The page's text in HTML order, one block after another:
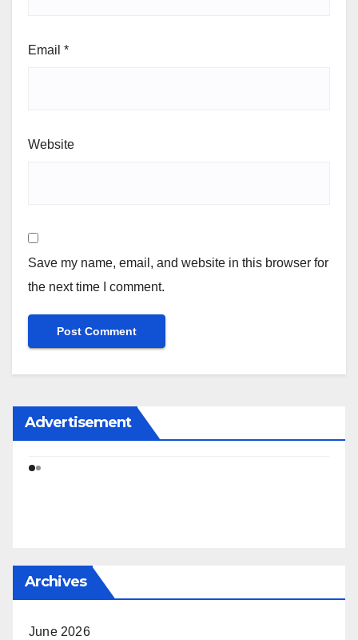
Email *
Website
Save my name, email, and website in this browser for
the next time I comment.
Advertisement
Archives
June 2026